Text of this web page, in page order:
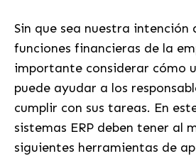
Sin que sea nuestra intención
funciones financieras de la
importante considerar cómo
puede ayudar a los
cumplir con sus tareas. En
sistemas ERP deben tener al
siguientes herramientas de